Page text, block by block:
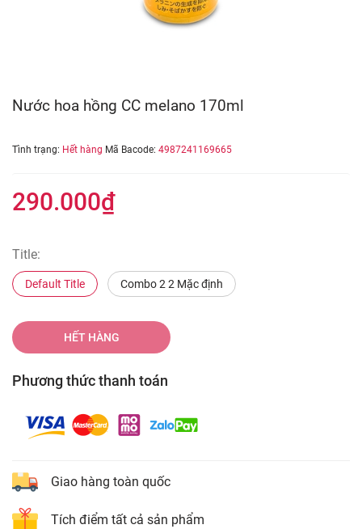
Nước hoa hồng CC melano 170ml
Tình trạng: Hết hàng Mã Bacode: 4987241169665
290.000₫
Title:
Default Title Combo 2 2 Mặc định
HẾT HÀNG
Phương thức thanh toán
Giao hàng toàn quốc
Tích điểm tất cả sản phẩm